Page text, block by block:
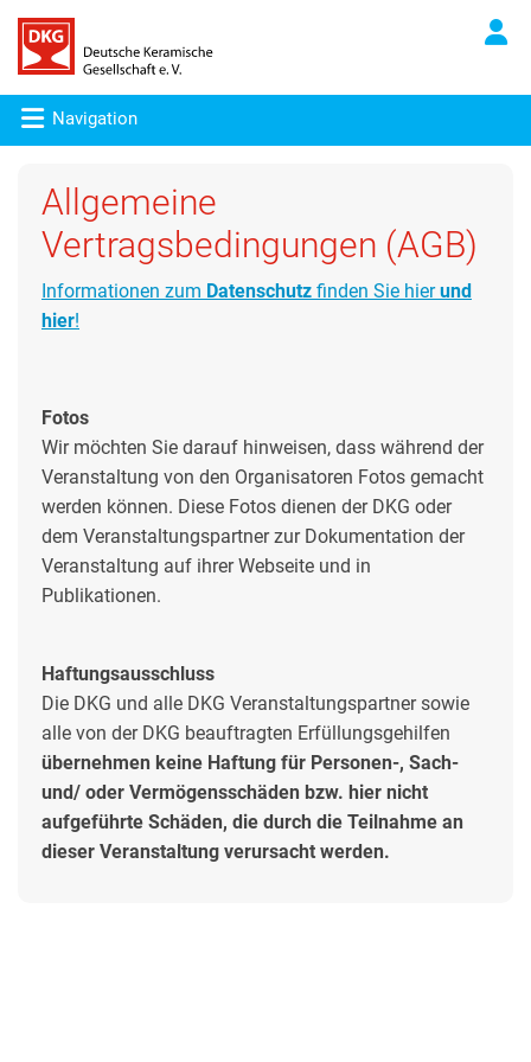
Navigation
Allgemeine
Vertragsbedingungen (AGB)
Informationen zum Datenschutz finden Sie hierund
hier!
Fotos
Wir möchten Sie darauf hinweisen, dass während der
Veranstaltung von den Organisatoren Fotos gemacht
werden können. Diese Fotos dienen der DKG oder
dem Veranstaltungspartner zur Dokumentation der
Veranstaltung auf ihrer Webseite und in
Publikationen.
Haftungsausschluss
Die DKG und alle DKG Veranstaltungspartner sowie
alle von der DKG beauftragten Erfüllungsgehilfen
übernehmen keine Haftung für Personen-, Sach-
und/ oder Vermögensschäden bzw. hier nicht
aufgeführte Schäden, die durch die Teilnahme an
dieser Veranstaltung verursacht werden.